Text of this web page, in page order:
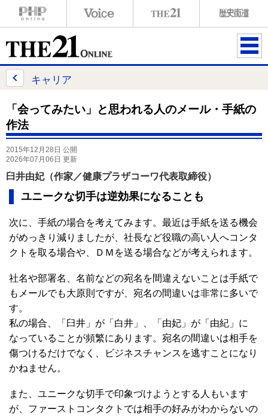
ME
キャリア
「会ってみたい」と思われる人のメール・手紙の
作法
2015年12月28日 公開
2026年07月06日 更新
臼井由妃（作家／健康プラザコーワ代表取締役）
ユニークな切手は逆効果になることも
次に、手紙の場合を考えてみます。最近は手紙を送る機会
がめっきり減りましたが、社長など役職の高い人へコンタ
クトを取る場合や、ＤＭを送る場合などが考えられます。
社名や部署名、名前などの宛名を間違えないことは手紙で
もメールでも大原則ですが、宛名の間違いは非常に多いで
す。
私の場合、「臼井」が「白井」、「由妃」が「由紀」に
なっていることが頻繁にあります。宛名の間違いは相手を
傷つけるだけでなく、ビジネスチャンスを逃すことになり
かねません。
また、ユニークな切手で印象づけようとする人もいます
が、ファーストコンタクトでは相手の好みがわからないの